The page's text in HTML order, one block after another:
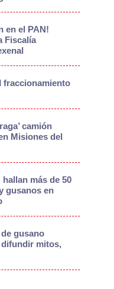
en el PAN!
Fiscalía
fraccionamiento
camión
Misiones del
más de 50
gusanos en
gusano
mitos,